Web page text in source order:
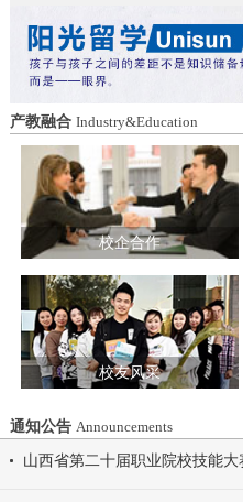
动会为契
志，将赛
为学习工
不怠，共
新篇章。 本届开幕式以“逐梦 健康 奋进
感恩”为脉
同行，雅
舞步轻盈
放自信从容的
结奋进 歌
传递同心
赴赛场追梦之旅。 学
宣布山西
径运动会
造特色育
过挂职帮
式，培育
和思政工
结对共建
培养、社
校际合作
助力公办高
证下，三
治工作结对共
仅为党建
制度化的
域、更深
关责任部
共建内容
校协同发
产教融合 Industry&Education
校企合作
校友风采
通知公告 Announcements
山西省第二十届职业院校技能大赛教学能力